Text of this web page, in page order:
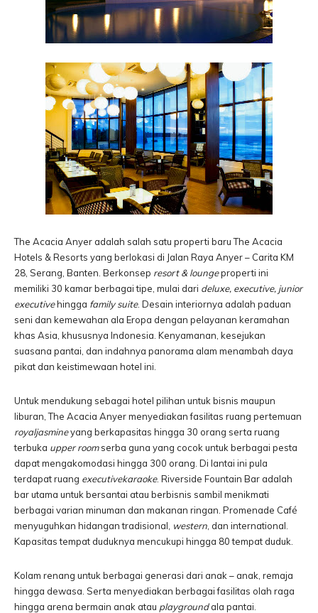
The Acacia Anyer adalah salah satu properti baru The Acacia
Hotels & Resorts yang berlokasi di Jalan Raya Anyer – Carita KM
28, Serang, Banten. Berkonsep resort & loungeproperti ini
memiliki 30 kamar berbagai tipe, mulai dari deluxe, executive, junior
executivehingga family suite. Desain interiornya adalah paduan
seni dan kemewahan ala Eropa dengan pelayanan keramahan
khas Asia, khususnya Indonesia. Kenyamanan, kesejukan
suasana pantai, dan indahnya panorama alam menambah daya
pikat dan keistimewaan hotel ini.
Untuk mendukung sebagai hotel pilihan untuk bisnis maupun
liburan, The Acacia Anyer menyediakan fasilitas ruang pertemuan
royaljasmineyang berkapasitas hingga 30 orang serta ruang
terbuka upper roomserba guna yang cocok untuk berbagai pesta
dapat mengakomodasi hingga 300 orang. Di lantai ini pula
terdapat ruang executivekaraoke. Riverside Fountain Bar adalah
bar utama untuk bersantai atau berbisnis sambil menikmati
berbagai varian minuman dan makanan ringan. Promenade Café
menyuguhkan hidangan tradisional, western , dan international.
Kapasitas tempat duduknya mencukupi hingga 80 tempat duduk.
Kolam renang untuk berbagai generasi dari anak – anak, remaja
hingga dewasa. Serta menyediakan berbagai fasilitas olah raga
hingga arena bermain anak atau playgroundala pantai.